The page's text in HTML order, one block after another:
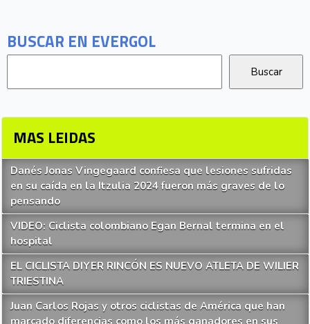
BUSCAR EN EVERGOL
MAS LEIDAS
Danés Jonas Vingegaard confiesa que lesiones sufridas
en su caída en la Itzulia 2024 fueron más graves de lo
pensando
VIDEO: Ciclista colombiano Egan Bernal termina en el
hospital
EL CICLISTA DIYER RINCÓN ES NUEVO ATLETA DE WILIER
TRIESTINA
Juan Carlos Rojas y otros ciclistas de América que han